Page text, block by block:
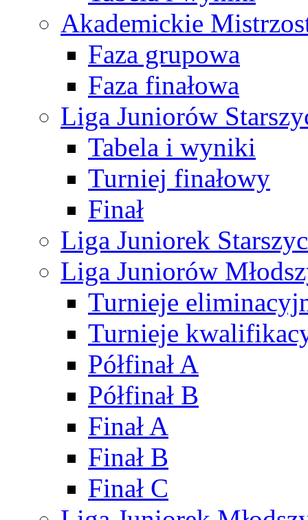
Akademickie
Faza grupowa
Faza finałowa
Liga Juniorów
Tabela i wyniki
Turniej finałowy
Finał
Liga Juniorek
Liga Juniorów
Turnieje
Turnieje
Półfinał A
Półfinał B
Finał A
Finał B
Finał C